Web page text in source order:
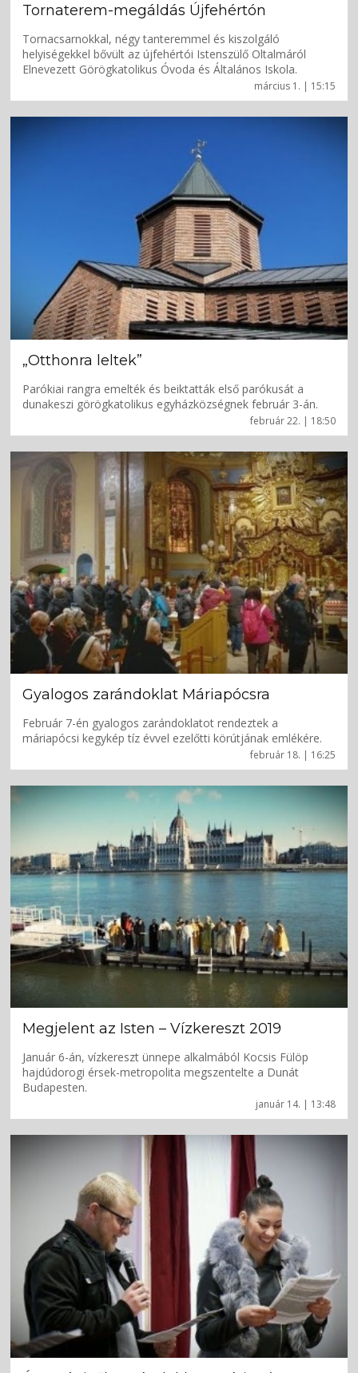
március 1. | 15:15
Tornaterem-megáldás Újfehértón
Tornacsarnokkal, négy tanteremmel és kiszolgáló
helyiségekkel bővült az újfehértói Istenszülő Oltalmáról
Elnevezett Görögkatolikus Óvoda és Általános Iskola.
február 22. | 18:50
„Otthonra leltek”
Parókiai rangra emelték és beiktatták első parókusát a
dunakeszi görögkatolikus egyházközségnek február 3-án.
február 18. | 16:25
Gyalogos zarándoklat Máriapócsra
Február 7-én gyalogos zarándoklatot rendeztek a
máriapócsi kegykép tíz évvel ezelőtti körútjának emlékére.
január 14. | 13:48
Megjelent az Isten – Vízkereszt 2019
Január 6-án, vízkereszt ünnepe alkalmából Kocsis Fülöp
hajdúdorogi érsek-metropolita megszentelte a Dunát
Budapesten.